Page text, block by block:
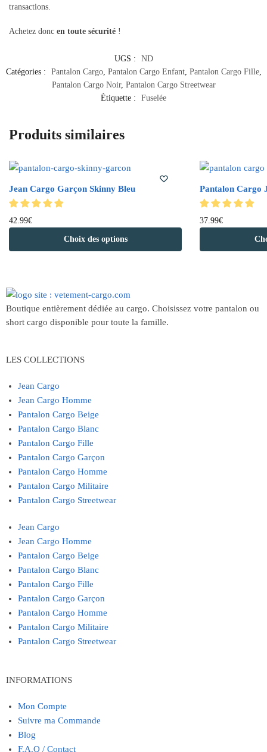
transactions.
Achetez donc en toute sécurité !
UGS :
ND
Catégories :
Pantalon Cargo, Pantalon Cargo Enfant, Pantalon Cargo Fille,
Pantalon Cargo Noir, Pantalon Cargo Streetwear
Étiquette :
Fuselée
Produits similaires
Jean Cargo Garçon Skinny Bleu
42.99€
Choix des options
Pantalon Cargo
37.99€
Boutique entièrement dédiée au cargo. Choisissez votre pantalon ou
short cargo disponible pour toute la famille.
LES COLLECTIONS
Jean Cargo
Jean Cargo Homme
Pantalon Cargo Beige
Pantalon Cargo Blanc
Pantalon Cargo Fille
Pantalon Cargo Garçon
Pantalon Cargo Homme
Pantalon Cargo Militaire
Pantalon Cargo Streetwear
Jean Cargo
Jean Cargo Homme
Pantalon Cargo Beige
Pantalon Cargo Blanc
Pantalon Cargo Fille
Pantalon Cargo Garçon
Pantalon Cargo Homme
Pantalon Cargo Militaire
Pantalon Cargo Streetwear
INFORMATIONS
Mon Compte
Suivre ma Commande
Blog
F.A.Q / Contact